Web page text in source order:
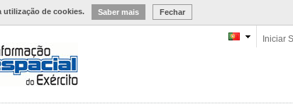
utilização de cookies. Saber mais Fechar
Iniciar